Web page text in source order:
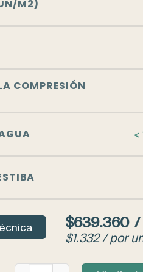
M2)
COMPRESIÓN
<
$639.360 /
$1.332 / por
TERRAS BRICK 11 RUSTICO